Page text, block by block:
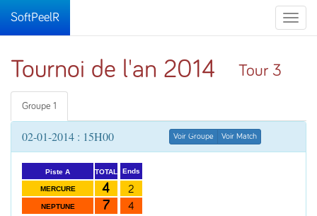
Toggle
SoftPeelR
Tournoi de l'an 2014 Tour 3
Groupe 1
02-01-2014 : 15H00 Voir Groupe Voir Match
Piste A
MERCURE
NEPTUNE
TOTAL
4
7
Ends
2
4